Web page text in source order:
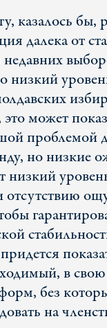
казалось бы,
далека от
низкий
может
проблемой
но низкие
низкий
в
без
на